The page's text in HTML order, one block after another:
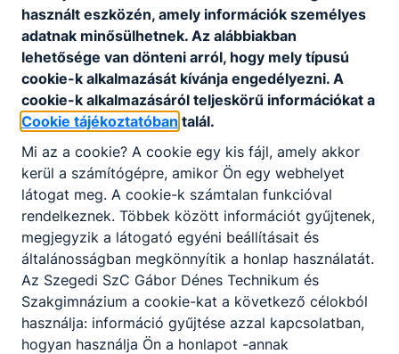
áll rendelkezésre, így akár önállóan, egy
böngésző segítségével is végig lehet haladni
az ismeretanyagon. A témakörök végén 20-30
kérdésből álló feleletválasztós teszt segíti a
megszerzett tudás ellenőrzését. A gyakorlati
képzésben a kábelszereléstől a router
konfigurálásig mindennel, valódi gyakorlat
formájában lehet megismerkedni. Két laborunk
van, melyekben több router, switch, PC és
számos egyéb eszköz áll rendelkezésre. A
CCNA minősítés A képzés célja a CCNA
vizsgára való felkészítés, bár a vizsga letétele
nem kötelező. A CCNA a Cisco Systems által
tanúsított végzettség, amit az egész világon
elismernek. A CCNA vizsgára külön
regisztrációs díj ellenében lehet jelentkezni.
használt eszközén, amely információk személyes
adatnak minősülhetnek. Az alábbiakban
lehetősége van dönteni arról, hogy mely típusú
cookie-k alkalmazását kívánja engedélyezni. A
cookie-k alkalmazásáról teljeskörű információkat a
Cookie tájékoztatóban talál.
Mi az a cookie? A cookie egy kis fájl, amely akkor
kerül a számítógépre, amikor Ön egy webhelyet
látogat meg. A cookie-k számtalan funkcióval
rendelkeznek. Többek között információt gyűjtenek,
megjegyzik a látogató egyéni beállításait és
általánosságban megkönnyítik a honlap használatát.
Az Szegedi SzC Gábor Dénes Technikum és
Szakgimnázium a cookie-kat a következő célokból
használja: információ gyűjtése azzal kapcsolatban,
hogyan használja Ön a honlapot -annak